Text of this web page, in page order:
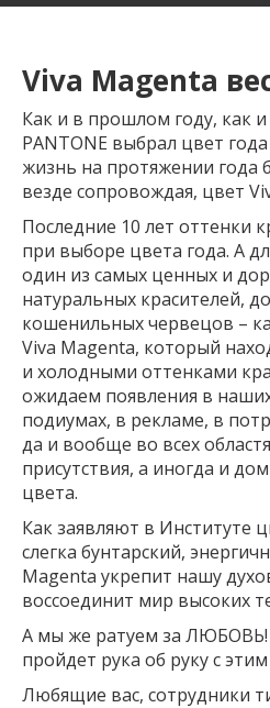
Viva Magenta
Как и в прошлом году, как
PANTONE выбрал цвет
жизнь на протяжении года
везде сопровождая, цвет
Последние 10 лет оттенки
при выборе цвета года. А
один из самых ценных и
натуральных красителей,
кошенильных червецов –
Viva Magenta, который
и холодными оттенками
ожидаем появления в
подиумах, в рекламе, в
да и вообще во всех
присутствия, а иногда и
цвета.
Как заявляют в Институте
слегка бунтарский,
Magenta укрепит нашу
воссоединит мир высоких
А мы же ратуем за ЛЮБОВЬ!
пройдет рука об руку с
Любящие вас, сотрудники